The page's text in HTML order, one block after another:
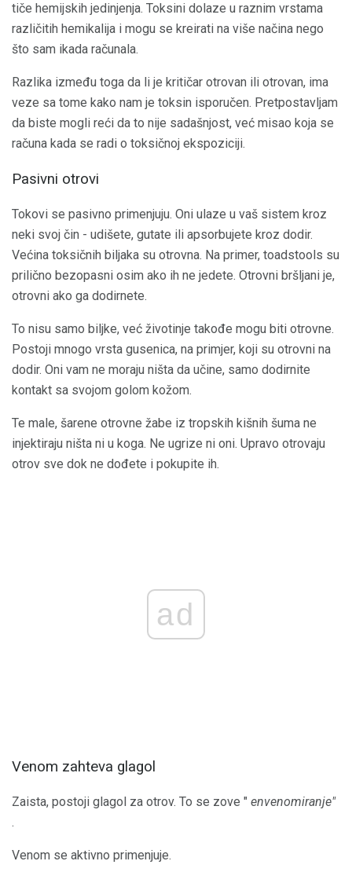
tiče hemijskih jedinjenja. Toksini dolaze u raznim vrstama
različitih hemikalija i mogu se kreirati na više načina nego
što sam ikada računala.
Razlika između toga da li je kritičar otrovan ili otrovan, ima
veze sa tome kako nam je toksin isporučen. Pretpostavljam
da biste mogli reći da to nije sadašnjost, već misao koja se
računa kada se radi o toksičnoj ekspoziciji.
Pasivni otrovi
Tokovi se pasivno primenjuju. Oni ulaze u vaš sistem kroz
neki svoj čin - udišete, gutate ili apsorbujete kroz dodir.
Većina toksičnih biljaka su otrovna. Na primer, toadstools su
prilično bezopasni osim ako ih ne jedete. Otrovni bršljani je,
otrovni ako ga dodirnete.
To nisu samo biljke, već životinje takođe mogu biti otrovne.
Postoji mnogo vrsta gusenica, na primjer, koji su otrovni na
dodir. Oni vam ne moraju ništa da učine, samo dodirnite
kontakt sa svojom golom kožom.
Te male, šarene otrovne žabe iz tropskih kišnih šuma ne
injektiraju ništa ni u koga. Ne ugrize ni oni. Upravo otrovaju
otrov sve dok ne dođete i pokupite ih.
ad
Venom zahteva glagol
Zaista, postoji glagol za otrov. To se zove " envenomiranje"
.
Venom se aktivno primenjuje.